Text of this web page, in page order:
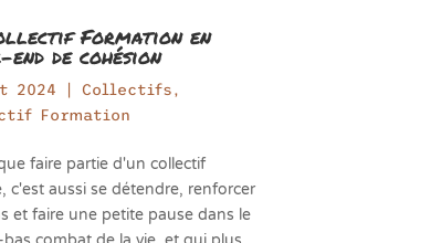
Formation en
end de cohésion
2024 Collectifs,
Formation
faire partie d'un collectif
c'est aussi se détendre, renforcer
et faire une petite pause dans le